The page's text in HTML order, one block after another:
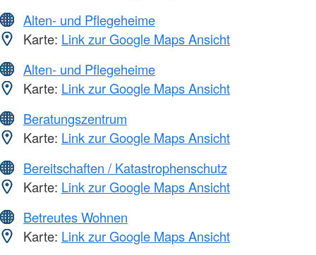
Alten- und Pflegeheime
Karte: Link zur Google Maps Ansicht
Alten- und Pflegeheime
Karte: Link zur Google Maps Ansicht
Beratungszentrum
Karte: Link zur Google Maps Ansicht
Bereitschaften / Katastrophenschutz
Karte: Link zur Google Maps Ansicht
Betreutes Wohnen
Karte: Link zur Google Maps Ansicht